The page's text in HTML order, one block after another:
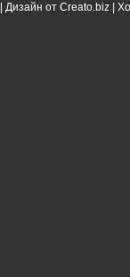
Дизайн от Creato.biz